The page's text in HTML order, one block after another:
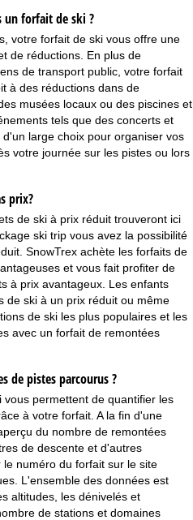
un forfait de ski ?
votre forfait de ski vous offre une
de réductions. En plus de
de transport public, votre forfait
à des réductions dans de
musées locaux ou des piscines et
tels que des concerts et
large choix pour organiser vos
votre journée sur les pistes ou lors
prix?
de ski à prix réduit trouveront ici
ski trip vous avez la possibilité
SnowTrex achète les forfaits de
et vous fait profiter de
à prix avantageux. Les enfants
de ski à un prix réduit ou même
de ski les plus populaires et les
avec un forfait de remontées
de pistes parcourus ?
permettent de quantifier les
à votre forfait. A la fin d'une
du nombre de remontées
de descente et d'autres
numéro du forfait sur le site
L'ensemble des données est
altitudes, les dénivelés et
de stations et domaines